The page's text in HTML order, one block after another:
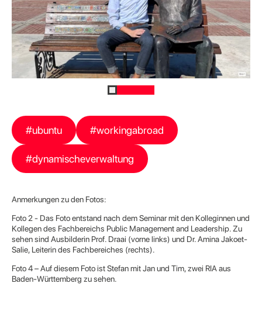
#ubuntu #workingabroad
#dynamischeverwaltung
Anmerkungen zu den Fotos:
Foto 2 - Das Foto entstand nach dem Seminar mit den Kolleginnen und
Kollegen des Fachbereichs Public Management and Leadership. Zu
sehen sind Ausbilderin Prof. Draai (vorne links) und Dr. Amina Jakoet-
Salie, Leiterin des Fachbereiches (rechts).
Foto 4 – Auf diesem Foto ist Stefan mit Jan und Tim, zwei RIA aus
Baden-Württemberg zu sehen.